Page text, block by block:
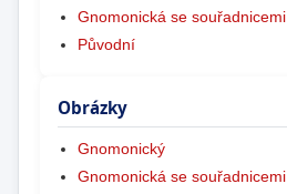
Gnomonická se souřadnicemi
Původní
Obrázky
Gnomonický
Gnomonická se souřadnicemi